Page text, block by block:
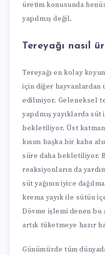
üretim konusunda
yapılmış değil.
Tereyağı nasıl
Tereyağı en kolay
için diğer
edilmiyor. Geleneksel
yapılmış yayıklarda
bekletiliyor. Üst katman
kısım başka bir kaba
süre daha bekletiliyor.
reaksiyonların da
süt yağının iyice
krema yayık ile sütün
Dövme işlemi denen bu
artık tüketmeye hazır
Günümüzde tüm